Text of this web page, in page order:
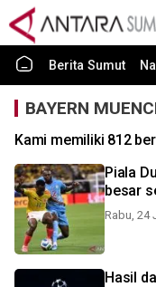
Berita Sumut
BAYERN
Kami memiliki 812
Piala
besar
Rabu, 24
Hasil